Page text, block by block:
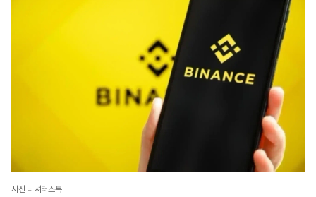
사진 = 셔터스톡